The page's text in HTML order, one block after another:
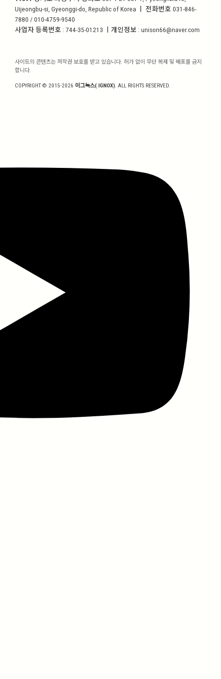
Uijeongbu-si, Gyeonggi-do, Republic of Korea ㅣ 전화번호 031-846-
7880 / 010-4759-9540
사업자 등록번호 : 744-35-01213 ㅣ개인정보 : unison66@naver.com
사이트의 콘텐츠는 저작권 보호를 받고 있습니다. 허가 없이 무단 복제 및 배포를 금지
합니다.
COPYRIGHT © 2015-2026 이그녹스( IGNOX). ALL RIGHTS RESERVED.